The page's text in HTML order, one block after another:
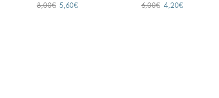
8,00€ 5,60€ 6,00€ 4,20€